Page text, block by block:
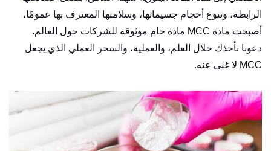
الرابطة، وتنوع أحجام جسيماتها، وسلامتها المعترف بها عمومًا،
أصبحت مادة MCC مادة خام موثوقة للشركات حول العالم.
دعونا نأخذك خلال العلم، والعملية، والسحر العملي الذي يجعل
MCC لا غنى عنه.